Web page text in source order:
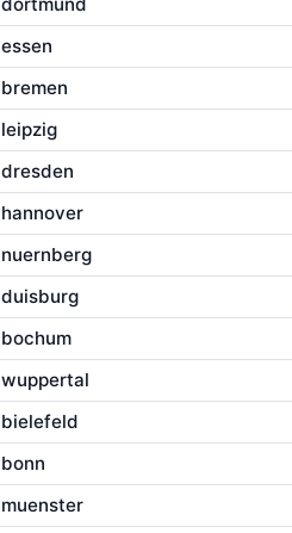
dortmund
essen
bremen
leipzig
dresden
hannover
nuernberg
duisburg
bochum
wuppertal
bielefeld
bonn
muenster